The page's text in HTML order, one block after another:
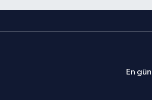
En